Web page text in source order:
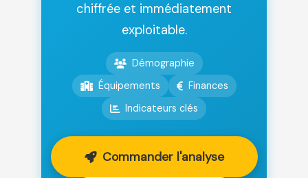
chiffrée et immédiatement
exploitable.
Démographie
Équipements
Finances
Indicateurs clés
Commander l'analyse